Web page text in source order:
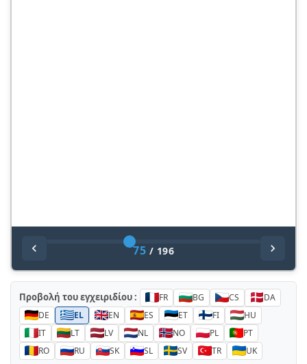
75 / 196
Προβολή του εγχειριδίου : FR BG CS
DA
DE
EL EN ES ET FI
HU
IT
LT LV NL NO PL
PT
RO
RU SK SL SV TR UK